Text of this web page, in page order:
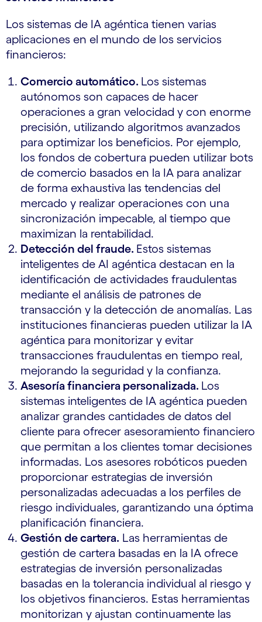
Los sistemas de IA agéntica tienen varias
aplicaciones en el mundo de los servicios
financieros:
Comercio automático. Los sistemas
autónomos son capaces de hacer
operaciones a gran velocidad y con enorme
precisión, utilizando algoritmos avanzados
para optimizar los beneficios. Por ejemplo,
los fondos de cobertura pueden utilizar bots
de comercio basados en la IA para analizar
de forma exhaustiva las tendencias del
mercado y realizar operaciones con una
sincronización impecable, al tiempo que
maximizan la rentabilidad.
Detección del fraude. Estos sistemas
inteligentes de AI agéntica destacan en la
identificación de actividades fraudulentas
mediante el análisis de patrones de
transacción y la detección de anomalías. Las
instituciones financieras pueden utilizar la IA
agéntica para monitorizar y evitar
transacciones fraudulentas en tiempo real,
mejorando la seguridad y la confianza.
Asesoría financiera personalizada. Los
sistemas inteligentes de IA agéntica pueden
analizar grandes cantidades de datos del
cliente para ofrecer asesoramiento financiero
que permitan a los clientes tomar decisiones
informadas. Los asesores robóticos pueden
proporcionar estrategias de inversión
personalizadas adecuadas a los perfiles de
riesgo individuales, garantizando una óptima
planificación financiera.
Gestión de cartera. Las herramientas de
gestión de cartera basadas en la IA ofrece
estrategias de inversión personalizadas
basadas en la tolerancia individual al riesgo y
los objetivos financieros. Estas herramientas
monitorizan y ajustan continuamente las